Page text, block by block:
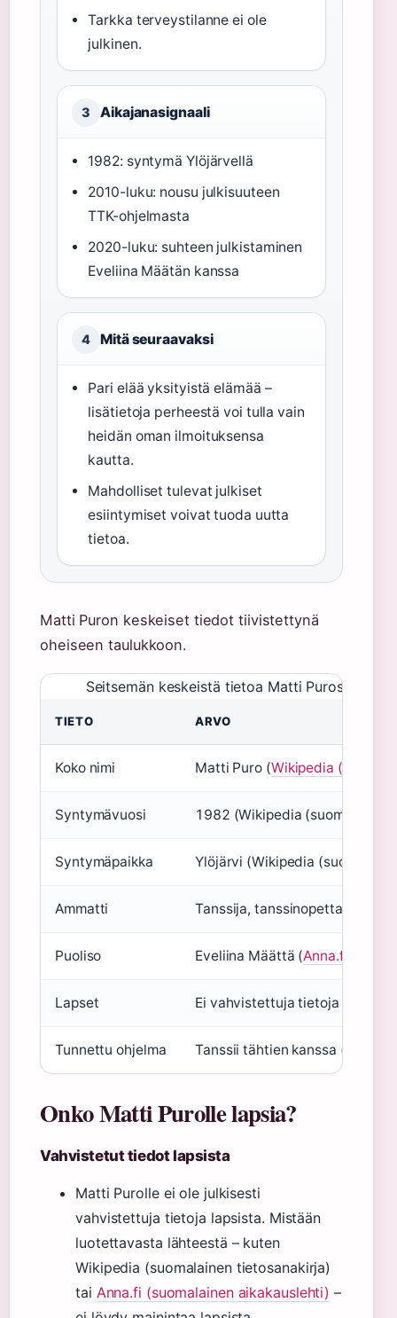
Tarkka terveystilanne ei ole
julkinen.
3 Aikajanasignaali
1982: syntymä Ylöjärvellä
2010-luku: nousu julkisuuteen
TTK-ohjelmasta
2020-luku: suhteen julkistaminen
Eveliina Määtän kanssa
4 Mitä seuraavaksi
Pari elää yksityistä elämää –
lisätietoja perheestä voi tulla vain
heidän oman ilmoituksensa
kautta.
Mahdolliset tulevat julkiset
esiintymiset voivat tuoda uutta
tietoa.
Matti Puron keskeiset tiedot tiivistettynä
oheiseen taulukkoon.
Seitsemän keskeistä tietoa Matti Purosta –
TIETO ARVO
Koko nimi Matti Puro (Wikipedia
Syntymävuosi 1982 (Wikipedia
Syntymäpaikka Ylöjärvi (Wikipedia
Ammatti Tanssija, tanssinopettaja
Puoliso Eveliina Määttä (Anna.fi
Lapset Ei vahvistettuja tietoja
Tunnettu ohjelma Tanssii tähtien kanssa
Onko Matti Purolle lapsia?
Vahvistetut tiedot lapsista
Matti Purolle ei ole julkisesti
vahvistettuja tietoja lapsista. Mistään
luotettavasta lähteestä – kuten
Wikipedia (suomalainen tietosanakirja)
tai Anna.fi (suomalainen aikakauslehti) –